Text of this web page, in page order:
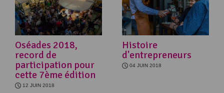
Oséades 2018,
record de
participation pour
cette 7ème édition
12 JUIN 2018
Histoire
d'entrepreneurs
04 JUIN 2018